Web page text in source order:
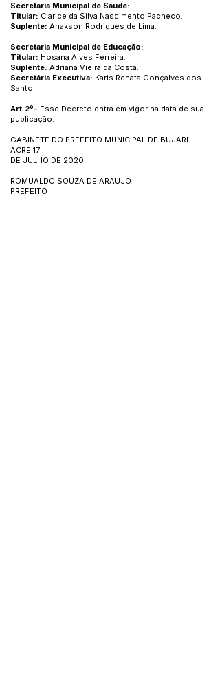
Secretaria Municipal de Saúde:
Titular: Clarice da Silva Nascimento Pacheco.
Suplente: Anakson Rodrigues de Lima.
Secretaria Municipal de Educação:
Titular: Hosana Alves Ferreira.
Suplente: Adriana Vieira da Costa.
Secretária Executiva: Karis Renata Gonçalves dos
Santo
Art.2º- Esse Decreto entra em vigor na data de sua
publicação.
GABINETE DO PREFEITO MUNICIPAL DE BUJARI –
ACRE 17
DE JULHO DE 2020.
ROMUALDO SOUZA DE ARAUJO
PREFEITO